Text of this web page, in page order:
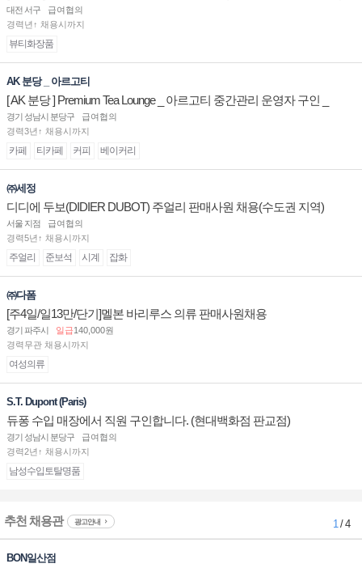
채용
대전 서구
급여협의
경력년↑ 채용시까지
뷰티화장품
AK 분당 _ 아르고티
[ AK 분당 ] Premium Tea Lounge _ 아르고티 중간관리 운영자 구인 _
경기 성남시 분당구
급여협의
경력3년↑ 채용시까지
카페 티카페 커피 베이커리
㈜세정
디디에 두보(DIDIER DUBOT) 주얼리 판매사원 채용(수도권 지역)
서울 지점
급여협의
경력5년↑ 채용시까지
주얼리 준보석 시계 잡화
㈜다폼
[주4일/일13만/단기]멜본 바리루스 의류 판매사원채용
경기 파주시 일급140,000원
경력무관 채용시까지
여성의류
S.T. Dupont (Paris)
듀퐁 수입 매장에서 직원 구인합니다. (현대백화점 판교점)
경기 성남시 분당구
급여협의
경력2년↑ 채용시까지
남성수입토탈명품
추천 채용관 광고안내 1/ 4
BON일산점